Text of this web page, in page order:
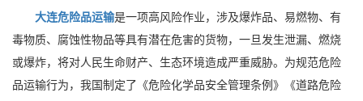
大连危险品运输是一项高风险作业，涉及爆炸品、易燃物、有
毒物质、腐蚀性物品等具有潜在危害的货物，一旦发生泄漏、燃烧
或爆炸，将对人民生命财产、生态环境造成严重威胁。为规范危险
品运输行为，我国制定了《危险化学品安全管理条例》《道路危险